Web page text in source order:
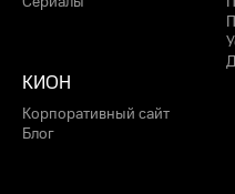
КИОН
Корпоративный сайт
Блог